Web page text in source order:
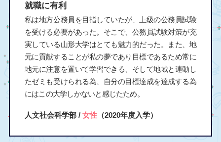
就職に有利
私は地方公務員を目指していたが、上級の公務員試験
を受ける必要があった。そこで、公務員試験対策が充
実している山形大学はとても魅力的だった。また、地
元に貢献することが私の夢であり目標であるため常に
地元に注意を置いて学習できる、そして地域と連動し
たゼミも受けられる為、自分の目標達成を達成する為
にはこの大学しかないと感じたため。
人文社会科学部 / 女性（2020年度入学）